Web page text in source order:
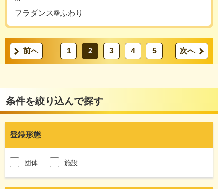
フラダンス❁ふわり
前へ 1 2 3 4 5 次へ
条件を絞り込んで探す
登録形態
団体 施設